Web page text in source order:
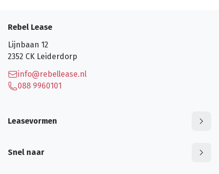
Rebel Lease
Lijnbaan 12
2352 CK Leiderdorp
info@rebellease.nl
088 9960101
Leasevormen
Snel naar